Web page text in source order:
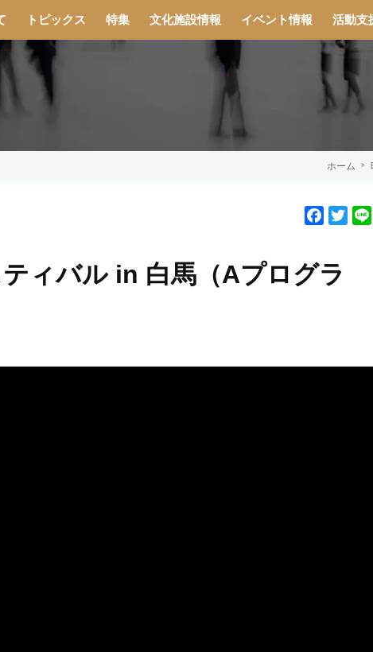
トピックス 特集 文化施設情報 イベント情報 活動支
ホーム
F
e
T
ィバル in 白馬（Aプログラ